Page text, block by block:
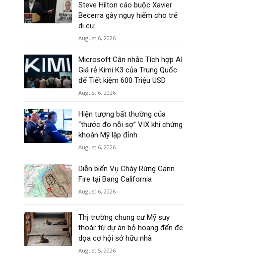
Steve Hilton cáo buộc Xavier
Becerra gây nguy hiểm cho trẻ
di cư
August 6, 2026
Microsoft Cân nhắc Tích hợp AI
Giá rẻ Kimi K3 của Trung Quốc
để Tiết kiệm 600 Triệu USD
August 6, 2026
Hiện tượng bất thường của
“thước đo nỗi sợ” VIX khi chứng
khoán Mỹ lập đỉnh
August 6, 2026
Diễn biến Vụ Cháy Rừng Gann
Fire tại Bang California
August 6, 2026
Thị trường chung cư Mỹ suy
thoái: từ dự án bỏ hoang đến đe
dọa cơ hội sở hữu nhà
August 5, 2026